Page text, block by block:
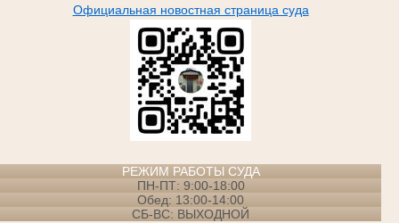
Официальная новостная страница суда
РЕЖИМ РАБОТЫ СУДА
ПН-ПТ: 9:00-18:00
Обед: 13:00-14:00
СБ-ВС: ВЫХОДНОЙ